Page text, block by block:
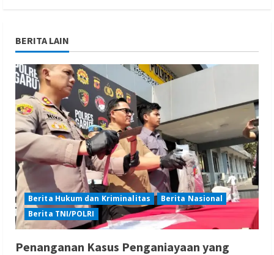
BERITA LAIN
Berita Hukum dan Kriminalitas
Berita Nasional
Berita TNI/POLRI
Penanganan Kasus Penganiayaan yang